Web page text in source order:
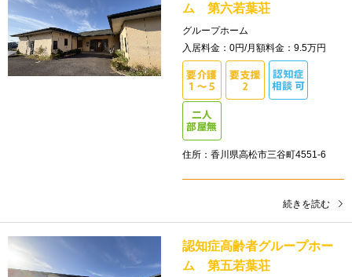
ム 第六若葉荘
グループホーム
入居料金：0円/月額料金：9.5万円
住所：香川県高松市三谷町4551-6
続きを読む
認知症高齢者グループホー
ム 第五若葉荘